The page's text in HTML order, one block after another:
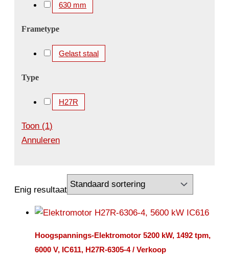
630 mm
Frametype
Gelast staal
Type
H27R
Toon (1)
Annuleren
Enig resultaat
Hoogspannings-Elektromotor 5200 kW, 1492 tpm,
6000 V, IC611, H27R-6305-4 / Verkoop